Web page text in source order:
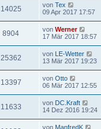
14025 von Tex
09 Apr 2017 17:57
8904 von Werner
17 Mär 2017 18:57
25362 von LE-Wetter
13 Mär 2017 19:23
13397 von Otto
06 Mär 2017 12:55
11633 von DC.Kraft
14 Dez 2016 19:24
von ManfredK